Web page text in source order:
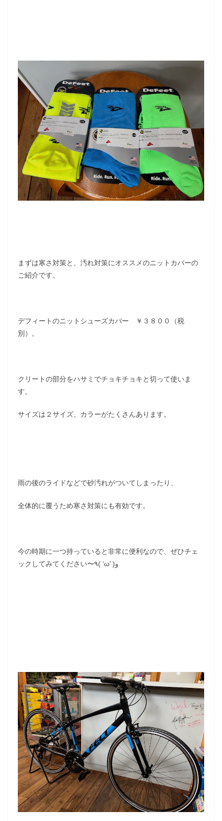
まずは寒さ対策と、汚れ対策にオススメのニットカバーの
ご紹介です。
デフィートのニットシューズカバー ￥３８００（税
別）。
クリートの部分をハサミでチョキチョキと切って使いま
す。
サイズは２サイズ。カラーがたくさんあります。
雨の後のライドなどで砂汚れがついてしまったり、
全体的に覆うため寒さ対策にも有効です。
今の時期に一つ持っていると非常に便利なので、ぜひチェ
ックしてみてください〜٩( ‘ω’ )و